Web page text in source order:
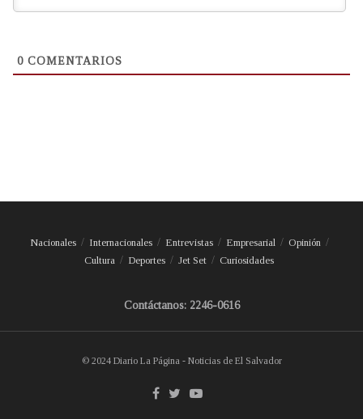
0 COMENTARIOS
Nacionales Internacionales Entrevistas Empresarial
Opinión
Cultura
Deportes Jet Set Curiosidades
Contáctanos: 2246-0616
© 2024 Diario La Página - Noticias de El Salvador